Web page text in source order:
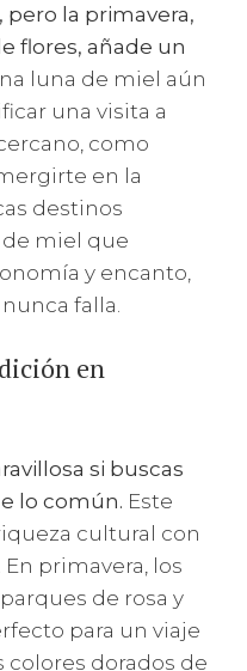
la primavera,
flores, añade un
luna de miel aún
una visita a
como
en la
destinos
miel que
y encanto,
falla.
en
si buscas
lo común. Este
cultural con
primavera, los
de rosa y
para un viaje
colores dorados de